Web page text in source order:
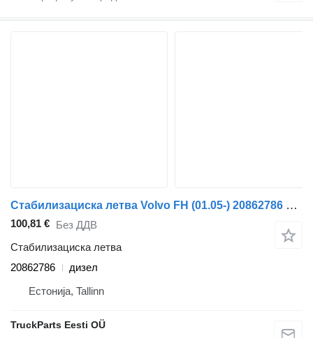
Стабилизациска летва Volvo FH (01.05-) 20862786 за камион влекач Volvo FH12, FH16, NH12, FH, VNL780 (1993-2014)
100,81 € Без ДДВ
Стабилизациска летва
20862786
дизел
Естонија, Tallinn
TruckParts Eesti OÜ